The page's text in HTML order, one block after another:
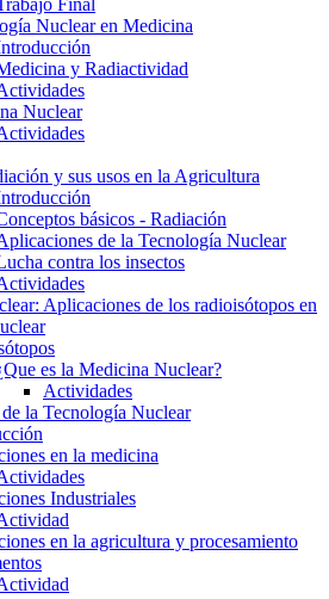
Final
Nuclear en Medicina
y Radiactividad
Nuclear
y sus usos en la Agricultura
básicos - Radiación
de la Tecnología Nuclear
contra los insectos
Aplicaciones de los radioisótopos en
es la Medicina Nuclear?
Actividades
la Tecnología Nuclear
en la medicina
Industriales
en la agricultura y procesamiento